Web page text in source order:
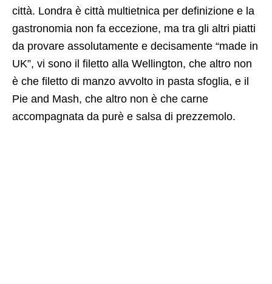
città. Londra è città multietnica per definizione e la
gastronomia non fa eccezione, ma tra gli altri piatti
da provare assolutamente e decisamente “made in
UK”, vi sono il filetto alla Wellington, che altro non
è che filetto di manzo avvolto in pasta sfoglia, e il
Pie and Mash, che altro non è che carne
accompagnata da purè e salsa di prezzemolo.